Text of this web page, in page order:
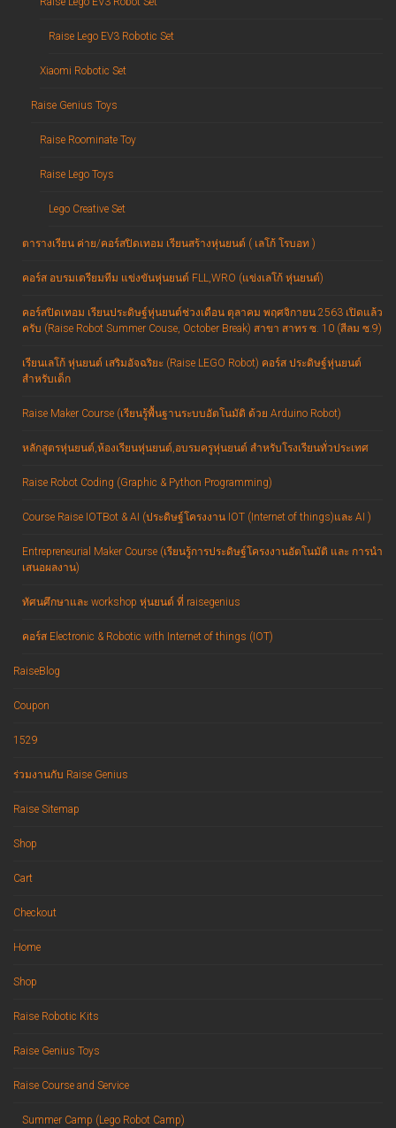
Raise Lego EV3 Robotic Set
Xiaomi Robotic Set
Raise Genius Toys
Raise Roominate Toy
Raise Lego Toys
Lego Creative Set
ตารางเรียน ค่าย/คอร์สปิดเทอม เรียนสร้างหุ่นยนต์ ( เลโก้ โรบอท )
คอร์ส อบรมเตรียมทีม แข่งขันหุ่นยนต์ FLL,WRO (แข่งเลโก้ หุ่นยนต์)
คอร์สปิดเทอม เรียนประดิษฐ์หุ่นยนต์ช่วงเดือน ตุลาคม พฤศจิกายน 2563 เปิดแล้ว
ครับ (Raise Robot Summer Couse, October Break) สาขา สาทร ซ. 10 (สีลม ซ.9)
เรียนเลโก้ หุ่นยนต์ เสริมอัจฉริยะ (Raise LEGO Robot) คอร์ส ประดิษฐ์หุ่นยนต์
สำหรับเด็ก
Raise Maker Course (เรียนรู้พื้นฐานระบบอัตโนมัติ ด้วย Arduino Robot)
หลักสูตรหุ่นยนต์,ห้องเรียนหุ่นยนต์,อบรมครูหุ่นยนต์ สำหรับโรงเรียนทั่วประเทศ
Raise Robot Coding (Graphic & Python Programming)
Course Raise IOTBot & AI (ประดิษฐ์โครงงาน IOT (Internet of things)และ AI )
Entrepreneurial Maker Course (เรียนรู้การประดิษฐ์โครงงานอัตโนมัติ และ การนำ
เสนอผลงาน)
ทัศนศึกษาและ workshop หุ่นยนต์ ที่ raisegenius
คอร์ส Electronic & Robotic with Internet of things (IOT)
RaiseBlog
Coupon
1529
ร่วมงานกับ Raise Genius
Raise Sitemap
Shop
Cart
Checkout
Home
Shop
Raise Robotic Kits
Raise Genius Toys
Raise Course and Service
Summer Camp (Lego Robot Camp)